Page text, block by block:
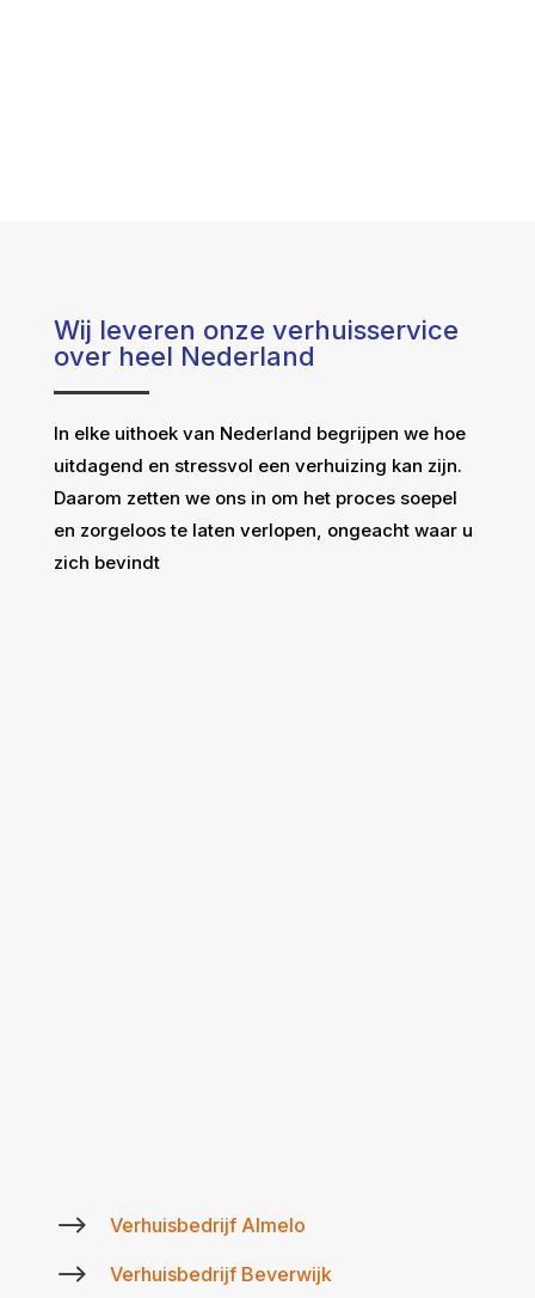
Wij leveren onze verhuisservice
over heel Nederland
In elke uithoek van Nederland begrijpen we hoe
uitdagend en stressvol een verhuizing kan zijn.
Daarom zetten we ons in om het proces soepel
en zorgeloos te laten verlopen, ongeacht waar u
zich bevindt
$ Verhuisbedrijf Almelo
$ Verhuisbedrijf Beverwijk